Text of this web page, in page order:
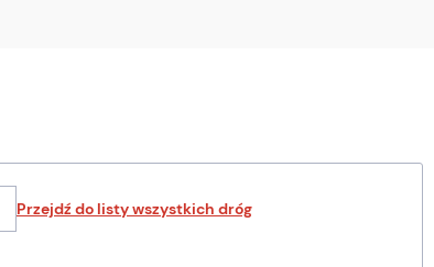
Przejdź do listy wszystkich dróg